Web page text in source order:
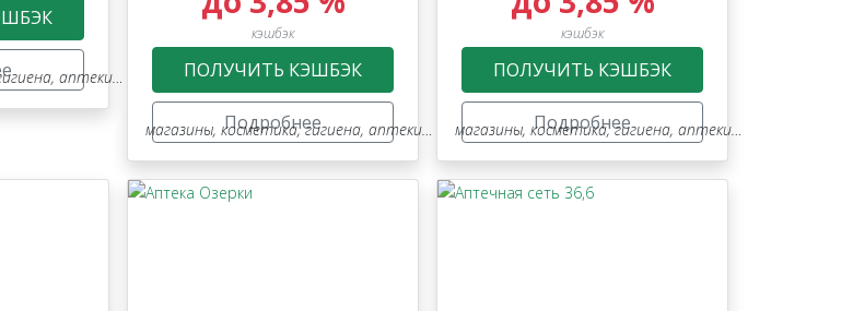
техника
аптеки, оптика электроника и бытовая техника
магазины, косметика, гигиена, аптеки, оптика
кэшбэк
ПОЛУЧИТЬ КЭШБЭК
Подробнее магазины, косметика, гигиена, аптеки, оптика
кэшбэк
ПОЛУЧИТЬ КЭШБЭК
Подробнее